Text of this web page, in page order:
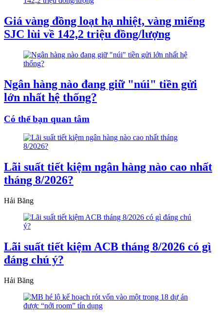
Giá vàng đồng loạt hạ nhiệt, vàng miếng
SJC lùi về 142,2 triệu đồng/lượng
Ngân hàng nào đang giữ "núi" tiền gửi
lớn nhất hệ thống?
Có thể bạn quan tâm
Lãi suất tiết kiệm ngân hàng nào cao nhất
tháng 8/2026?
Hải Băng
Lãi suất tiết kiệm ACB tháng 8/2026 có gì
đáng chú ý?
Hải Băng